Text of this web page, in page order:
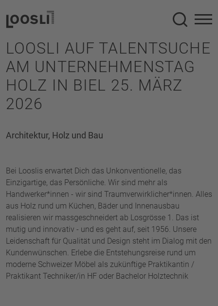
Suche
LOOSLI AUF TALENTSUCHE
AM UNTERNEHMENSTAG
HOLZ IN BIEL 25. MÄRZ
2026
Architektur, Holz und Bau
Bei Looslis erwartet Dich das Unkonventionelle, das
Einzigartige, das Persönliche. Wir sind mehr als
Handwerker*innen - wir sind Traumverwirklicher*innen. Alles
aus Holz rund um Küchen, Bäder und Innenausbau
realisieren wir massgeschneidert ab Losgrösse 1. Das ist
mutig und innovativ - und es geht auf, seit 1956. Unsere
Leidenschaft für Qualität und Design steht im Dialog mit den
Kundenwünschen. Erlebe die Entstehungsreise rund um
moderne Schweizer Möbel als zukünftige Praktikantin /
Praktikant Techniker/in HF oder Bachelor Holztechnik